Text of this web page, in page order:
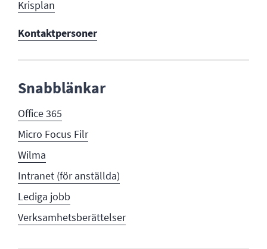
Krisplan
Kontaktpersoner
Snabblänkar
Office 365
Micro Focus Filr
Wilma
Intranet (för anställda)
Lediga jobb
Verksamhetsberättelser